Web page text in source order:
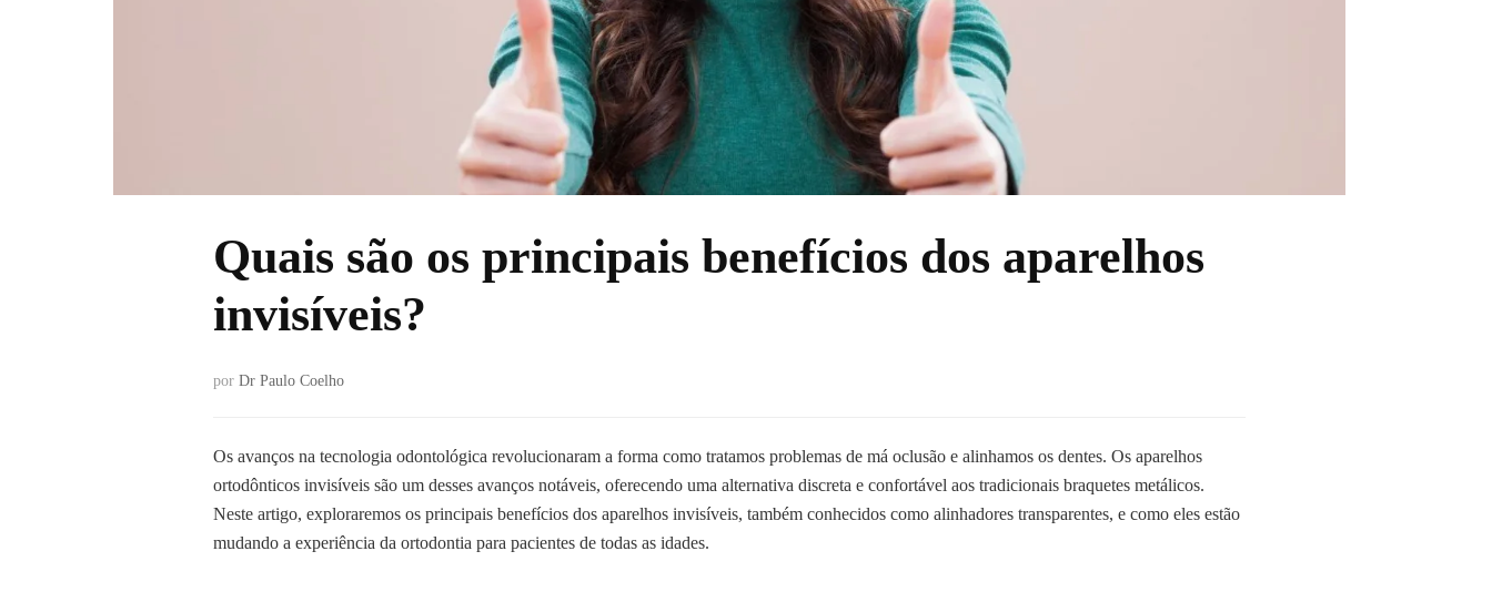
Quais são os principais benefícios dos aparelhos
invisíveis?
por Dr Paulo Coelho
Os avanços na tecnologia odontológica revolucionaram a forma como tratamos problemas de má oclusão e alinhamos os dentes. Os aparelhos
ortodônticos invisíveis são um desses avanços notáveis, oferecendo uma alternativa discreta e confortável aos tradicionais braquetes metálicos.
Neste artigo, exploraremos os principais benefícios dos aparelhos invisíveis, também conhecidos como alinhadores transparentes, e como eles estão
mudando a experiência da ortodontia para pacientes de todas as idades.